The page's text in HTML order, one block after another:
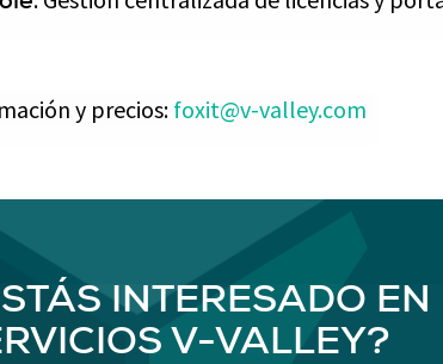
y precios: foxit@v-valley.com
INTERESADO
V-VALLEY?